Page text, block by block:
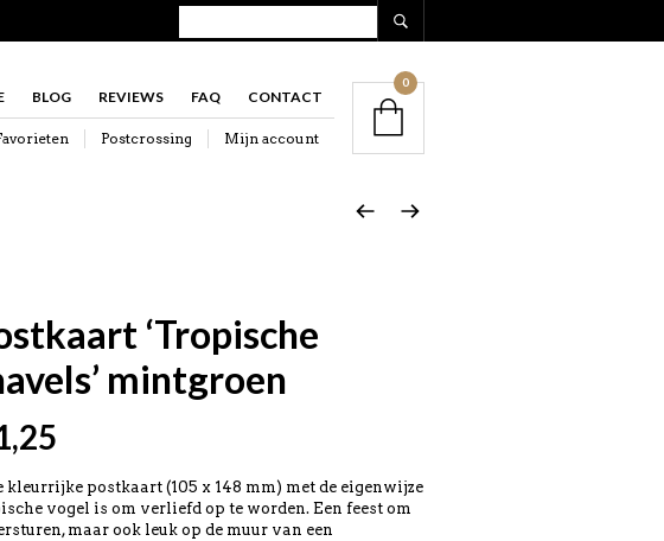
BLOG REVIEWS FAQ CONTACT
Postcrossing Mijn account
0
‘Tropische
mintgroen
kleurrijke postkaart (105 x 148 mm) met de eigenwijze
vogel is om verliefd op te worden. Een feest om
maar ook leuk op de muur van een